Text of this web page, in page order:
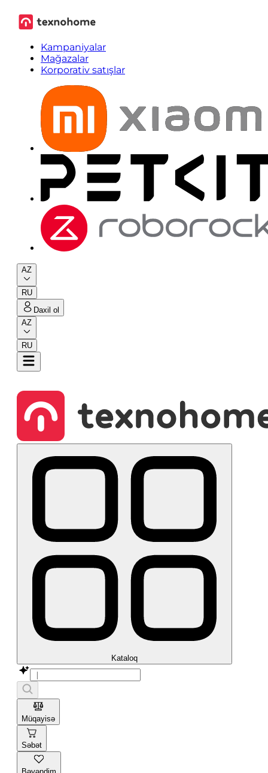
Kampaniyalar
Mağazalar
Korporativ satışlar
AZ
RU
Daxil ol
AZ
RU
Kataloq
Müqayisə
Səbət